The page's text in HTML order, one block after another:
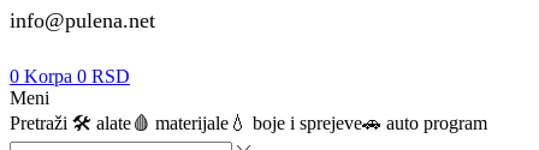
info@pulena.net
0 Korpa 0 RSD
Meni
Pretraži 🛠️ alate🩸 materijale 💧 boje i sprejeve🚗 auto program